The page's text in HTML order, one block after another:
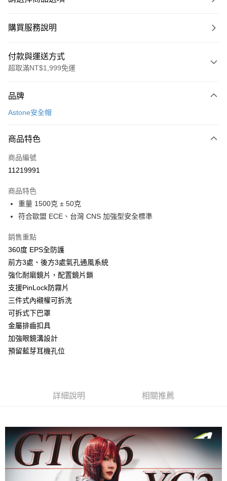
購買服務說明
付款與運送方式
超取滿NT$1,999免運
信用卡一次付款
3 期 0 利率 每期
合作金庫商業銀行
上海商業儲蓄銀行
臺灣中小企業銀行
匯豐（台灣）商業銀行
聯邦商業銀行
遠東國際商業銀行
玉山商業銀行
台新國際商業銀行
台灣樂天信用卡公司
超商取貨付款
LINE Pay
Apple Pay
街口支付
Google Pay
全盈+PAY
大哥付你分期
相關說明
【大哥付你分期使用說明】
2.付款方式選擇「大哥付你分期」，訂單成立後會自動跳轉到大哥付的交易
流程，驗證手機門號後，選擇欲分期的期數、繳款截止日，確認付款後即完
成交易。
3.實際核准額度、可分期數及費用金額請依後續交易確認頁面所載為準。
【繳款方式說明】
帳／街口支付／iPASS MONEY」等通路繳費。
【注意事項】
1.本服務係由「台灣大哥大股份有限公司」（以下簡稱本公司）所提供，讓
用戶於交易時，得透過本服務購買商品或服務，並由商店將買賣／分期付款
買賣價金債權讓與本公司後，依約使用本公司帳單繳交帳款。
AFTEE先享後付
相關說明
【關於「AFTEE先享後付」】
AFTEE先享後付是「在收到商品之後才付款」的支付方式。 讓您購物簡單
２．訂單成立數日內，您將收到繳費通知簡訊。
３．收到繳費通知簡訊後14天內，點擊此簡訊中的連結，可透過四大超商／
ATM／網路銀行／等多元方式進行付款，方視為交易完成。
※ 請注意：結帳手續完成當下不需立刻繳費，但若您需要取消訂單，請聯絡
購買商品的店家。未經商家同意取消之訂單仍視為有效，需透過AFTEE先享
ATM付款
每筆NT$80，滿NT$1,999(含以上)免運費
7-11取貨付款
每筆NT$80，滿NT$1,999(含以上)免運費
品牌
Astone安全帽
商品特色
商品編號
11219991
商品特色
重量 1500克 ± 50克
符合歐盟 ECE、台灣 CNS 加強型安全標準
銷售重點
360度 EPS全防護
前方3處、後方3處氣孔通風系統
強化耐磨鏡片，配置鏡片鎖
支援PinLock防霧片
三件式內襯權可拆洗
可拆式下巴罩
金屬排齒扣具
加強眼鏡溝設計
預留藍芽耳機孔位
詳細說明 相關推薦